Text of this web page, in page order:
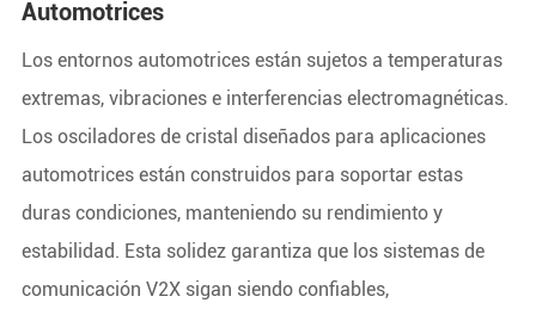
Automotrices
Los entornos automotrices están sujetos a temperaturas
extremas, vibraciones e interferencias electromagnéticas.
Los osciladores de cristal diseñados para aplicaciones
automotrices están construidos para soportar estas
duras condiciones, manteniendo su rendimiento y
estabilidad. Esta solidez garantiza que los sistemas de
comunicación V2X sigan siendo confiables,